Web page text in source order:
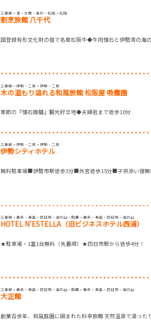
三重県 > 津・久居・美杉・松阪 > 松阪
割烹旅館 八千代
国登録有形文化財の宿で名産松阪牛◆牛肉懐石と伊勢湾の海
三重県 > 伊勢・二見 > 伊勢・二見
木の温もり溢れる和風旅館 松阪屋 吸霞園
季節の『懐石御膳』観光好立地◆夫婦岩まで徒歩10分
三重県 > 伊勢・二見 > 伊勢・二見
伊勢シティホテル
無料駐車場■伊勢市駅徒歩3分■外宮徒歩15分■子供添い寝
三重県 > 桑名・長島・四日市・湯の山・鈴鹿 > 桑名・長島・四日市・湯の山
HOTEL N’ESTELLA（旧ビジネスホテル西浦）
★駐車場・1室1台無料（先着順）★四日市駅から徒歩4分！
三重県 > 桑名・長島・四日市・湯の山・鈴鹿 > 桑名・長島・四日市・湯の山
大正館
創業百余年、和風庭園に囲まれた料亭旅館 天然温泉で湯った